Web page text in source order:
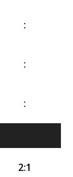
:
:
:
2:1